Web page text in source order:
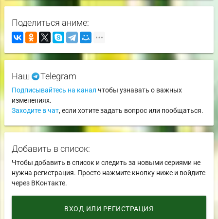
Поделиться аниме:
Наш Telegram
Подписывайтесь на канал чтобы узнавать о важных
изменениях.
Заходите в чат, если хотите задать вопрос или пообщаться.
Добавить в список:
Чтобы добавить в список и следить за новыми сериями не
нужна регистрация. Просто нажмите кнопку ниже и войдите
через ВКонтакте.
ВХОД ИЛИ РЕГИСТРАЦИЯ